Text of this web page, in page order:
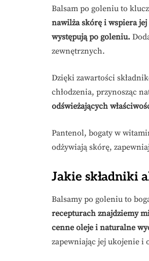
Balsam po goleniu to
nawilża skórę i wspiera
występują po goleniu.
zewnętrznych.
Dzięki zawartości
chłodzenia, przynosząc
odświeżających
Pantenol, bogaty w
odżywiają skórę,
Jakie składniki
Balsamy po goleniu to
recepturach znajdziemy
cenne oleje i naturalne
zapewniając jej ukojenie i